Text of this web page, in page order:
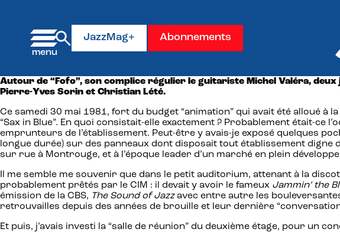
JazzMag+ Abonnements
Autour de “Fofo”, son complice régulier le guitariste Michel Valéra,
Pierre-Yves Sorin et Christian Lété.
Ce samedi 30 mai 1981, fort du budget “animation” qui avait été alloué à
“Sax in Blue”. En quoi consistait-elle exactement ? Probablement était-
emprunteurs de l’établissement. Peut-être y avais-je exposé quelques
longue durée) sur des panneaux dont disposait tout établissement
sur rue à Montrouge, et à l’époque leader d’un marché en plein
Il me semble me souvenir que dans le petit auditorium, attenant à la
probablement prêtés par le CIM : il devait y avoir le fameux Jammin’ the
émission de la CBS, The Sound of Jazzavec entre autre les
retrouvailles depuis des années de brouille et leur dernière
Et puis, j’avais investi la “salle de réunion” du deuxième étage, pour un